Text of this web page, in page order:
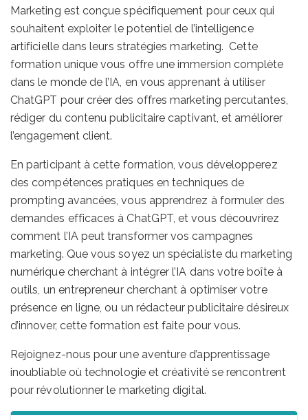
Marketing est conçue spécifiquement pour ceux qui
souhaitent exploiter le potentiel de l’intelligence
artificielle dans leurs stratégies marketing. Cette
formation unique vous offre une immersion complète
dans le monde de l’IA, en vous apprenant à utiliser
ChatGPT pour créer des offres marketing percutantes,
rédiger du contenu publicitaire captivant, et améliorer
l’engagement client.
En participant à cette formation, vous développerez
des compétences pratiques en techniques de
prompting avancées, vous apprendrez à formuler des
demandes efficaces à ChatGPT, et vous découvrirez
comment l’IA peut transformer vos campagnes
marketing. Que vous soyez un spécialiste du marketing
numérique cherchant à intégrer l’IA dans votre boîte à
outils, un entrepreneur cherchant à optimiser votre
présence en ligne, ou un rédacteur publicitaire désireux
d’innover, cette formation est faite pour vous.
Rejoignez-nous pour une aventure d’apprentissage
inoubliable où technologie et créativité se rencontrent
pour révolutionner le marketing digital.